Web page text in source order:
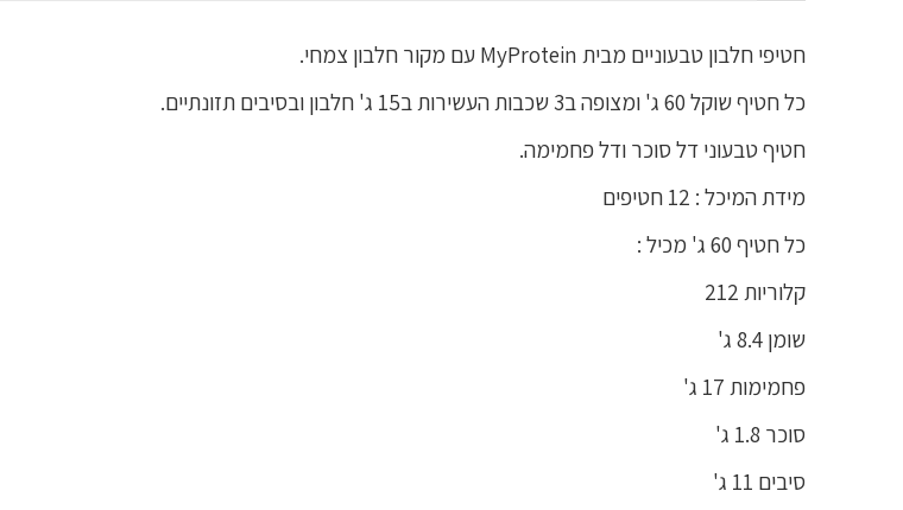
חטיפי חלבון טבעוניים מבית MyProtein עם מקור חלבון צמחי.
כל חטיף שוקל 60 ג' ומצופה ב3 שכבות העשירות ב15 ג' חלבון ובסיבים תזונתיים.
חטיף טבעוני דל סוכר ודל פחמימה.
מידת המיכל : 12 חטיפים
כל חטיף 60 ג' מכיל :
קלוריות 212
שומן 8.4 ג'
פחמימות 17 ג'
סוכר 1.8 ג'
סיבים 11 ג'